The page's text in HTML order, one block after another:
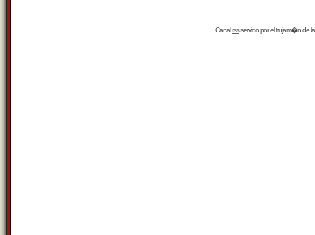
Canalrssservido por eltrujam�nde